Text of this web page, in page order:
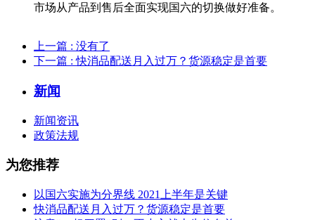
市场从产品到售后全面实现国六的切换做好准备。
上一篇 : 没有了
下一篇 : 快消品配送月入过万？货源稳定是首要
新闻
新闻资讯
政策法规
为您推荐
以国六实施为分界线 2021上半年是关键
快消品配送月入过万？货源稳定是首要